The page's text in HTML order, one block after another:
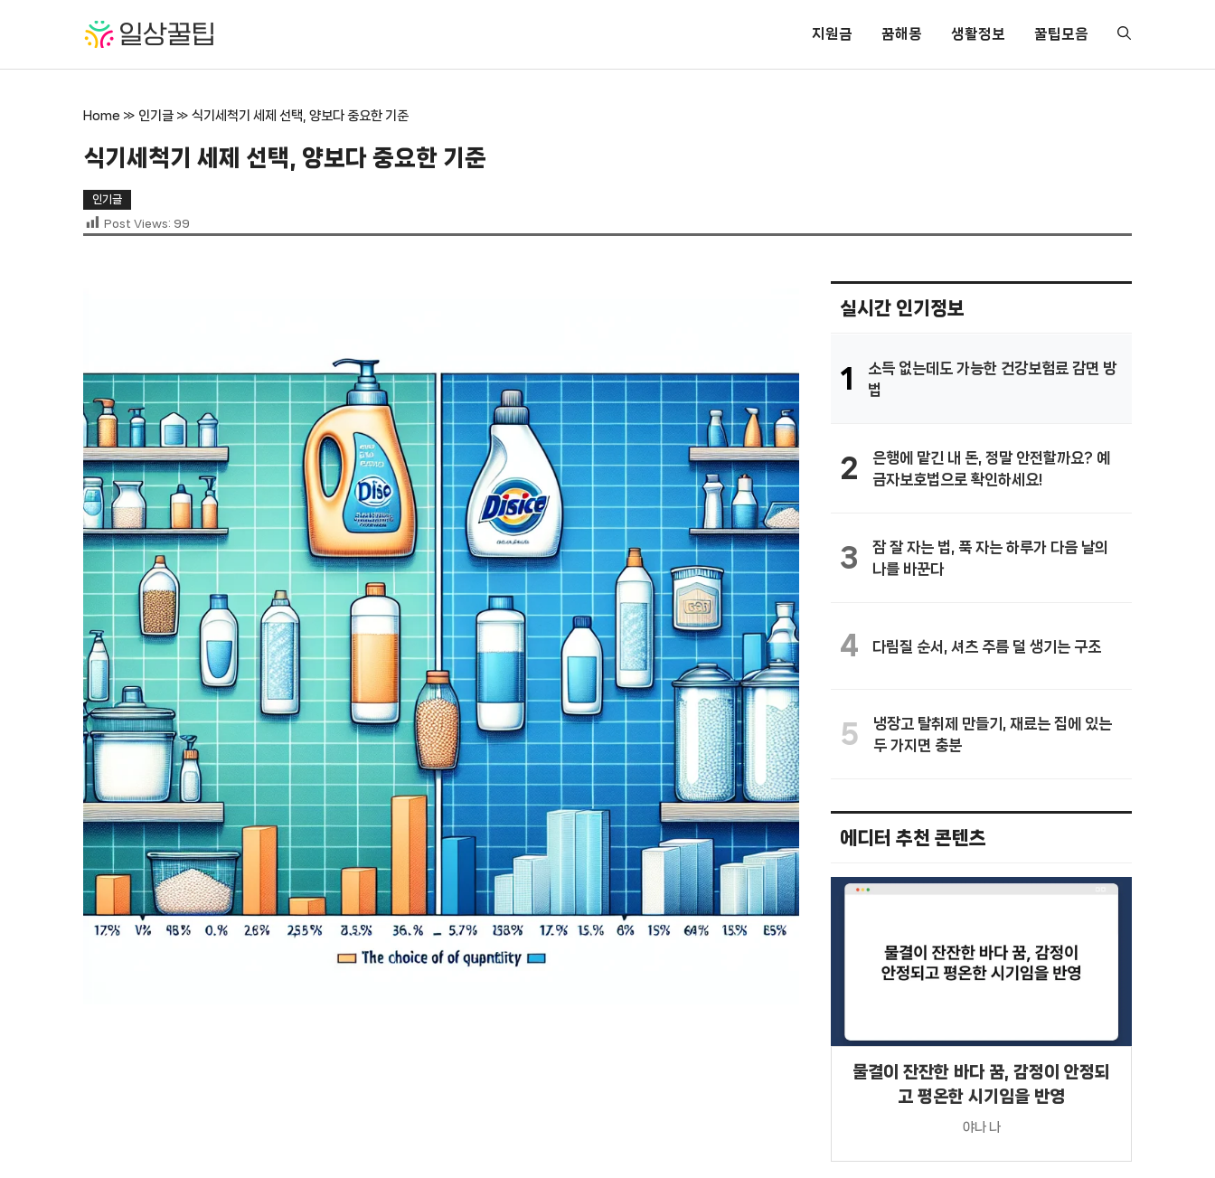
지원금 꿈해몽 생활정보 꿀팁모음
Home » 인기글 » 식기세척기 세제 선택, 양보다 중요한 기준
식기세척기 세제 선택, 양보다 중요한 기준
인기글
Post Views: 99
실시간 인기정보
1
소득 없는데도 가능한 건강보험료 감면 방
법
2
은행에 맡긴 내 돈, 정말 안전할까요? 예
금자보호법으로 확인하세요!
3
잠 잘 자는 법, 푹 자는 하루가 다음 날의
나를 바꾼다
4 다림질 순서, 셔츠 주름 덜 생기는 구조
5
냉장고 탈취제 만들기, 재료는 집에 있는
두 가지면 충분
에디터 추천 콘텐츠
물결이 잔잔한 바다 꿈, 감정이 안정되
고 평온한 시기임을 반영
야나 나